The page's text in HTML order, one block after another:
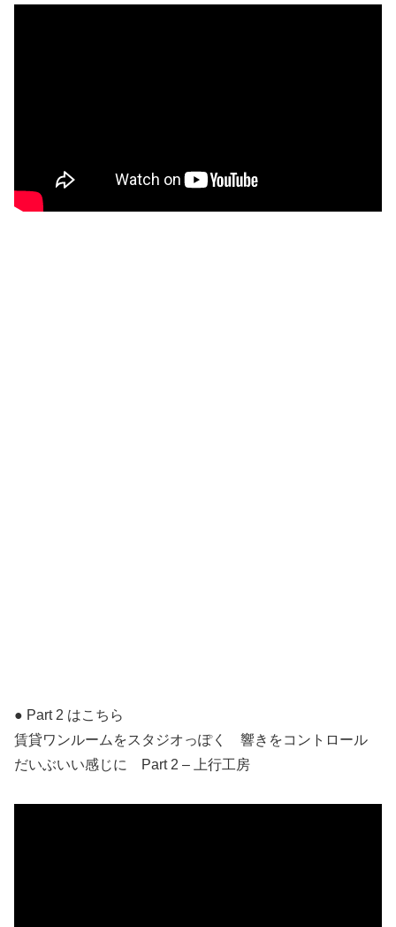
● Part 2 はこちら
賃貸ワンルームをスタジオっぽく 響きをコントロール
だいぶいい感じに Part 2 – 上行工房